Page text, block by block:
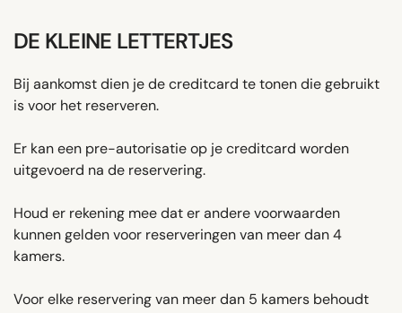
DE KLEINE LETTERTJES
Bij aankomst dien je de creditcard te tonen die gebruikt
is voor het reserveren.
Er kan een pre-autorisatie op je creditcard worden
uitgevoerd na de reservering.
Houd er rekening mee dat er andere voorwaarden
kunnen gelden voor reserveringen van meer dan 4
kamers.
Voor elke reservering van meer dan 5 kamers behoudt